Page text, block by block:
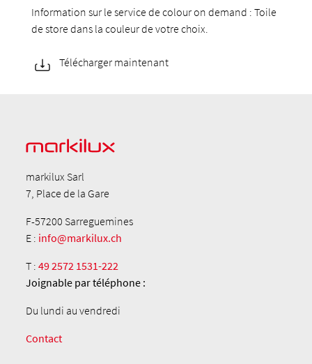
Information sur le service de colour on demand : Toile
de store dans la couleur de votre choix.
Télécharger maintenant
markilux Sarl
7, Place de la Gare
F-57200 Sarreguemines
E : info@markilux.ch
T :49 2572 1531-222
Joignable par téléphone :
Du lundi au vendredi
Contact